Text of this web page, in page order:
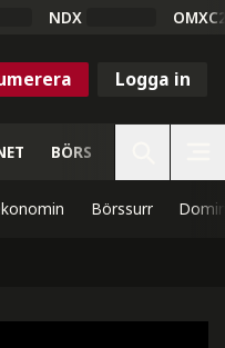
NDX
Logga in
BÖRS
Börssurr